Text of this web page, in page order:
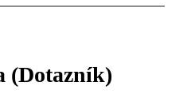
(Dotazník)